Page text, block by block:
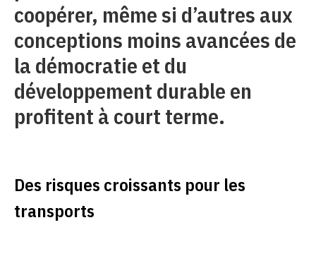
coopérer, même si d’autres aux
conceptions moins avancées de
la démocratie et du
développement durable en
profitent à court terme.
Des risques croissants pour les
transports